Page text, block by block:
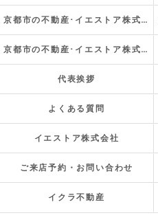
京都市の不動産･イエストア株式会社の口コミ情報
京都市の不動産･イエストア株式会社のお客様の声
代表挨拶
よくある質問
イエストア株式会社
ご来店予約・お問い合わせ
イクラ不動産